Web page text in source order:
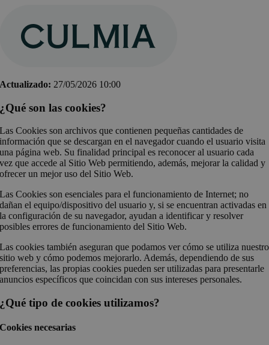
contenido
Actualizado: 27/05/2026 10:00
¿Qué son las cookies?
Las Cookies son archivos que contienen pequeñas cantidades de
información que se descargan en el navegador cuando el usuario visita
una página web. Su finalidad principal es reconocer al usuario cada
vez que accede al Sitio Web permitiendo, además, mejorar la calidad y
ofrecer un mejor uso del Sitio Web.
Las Cookies son esenciales para el funcionamiento de Internet; no
dañan el equipo/dispositivo del usuario y, si se encuentran activadas en
la configuración de su navegador, ayudan a identificar y resolver
posibles errores de funcionamiento del Sitio Web.
Las cookies también aseguran que podamos ver cómo se utiliza nuestro
sitio web y cómo podemos mejorarlo. Además, dependiendo de sus
preferencias, las propias cookies pueden ser utilizadas para presentarle
anuncios específicos que coincidan con sus intereses personales.
¿Qué tipo de cookies utilizamos?
Cookies necesarias